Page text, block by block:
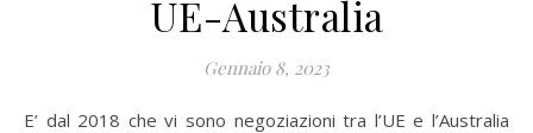
UE-Australia
Gennaio 8, 2023
E’ dal 2018 che vi sono negoziazioni tra l’UE e l’Australia